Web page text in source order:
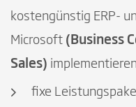
kostengünstig ERP-
Microsoft (Business
Sales)
fixe